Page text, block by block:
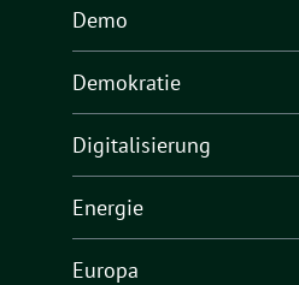
Demo
Demokratie
Digitalisierung
Energie
Europa